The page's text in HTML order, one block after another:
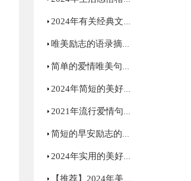
2024年有关经典文艺句子集合36句
唯美励志的语录摘录83句
简单的爱情唯美句子集合40句
2024年简短的美好的早安祝福语微信大汇总25句
2021年流行爱情句子集锦48条
简短的早安励志的语录锦集43句
2024年实用的美好的早安祝福语摘录31条
【推荐】2024年美好的早安QQ祝福语大集合58句